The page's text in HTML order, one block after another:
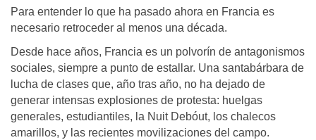
Para entender lo que ha pasado ahora en Francia es
necesario retroceder al menos una década.
Desde hace años, Francia es un polvorín de antagonismos
sociales, siempre a punto de estallar. Una santabárbara de
lucha de clases que, año tras año, no ha dejado de
generar intensas explosiones de protesta: huelgas
generales, estudiantiles, la Nuit Debóut, los chalecos
amarillos, y las recientes movilizaciones del campo.